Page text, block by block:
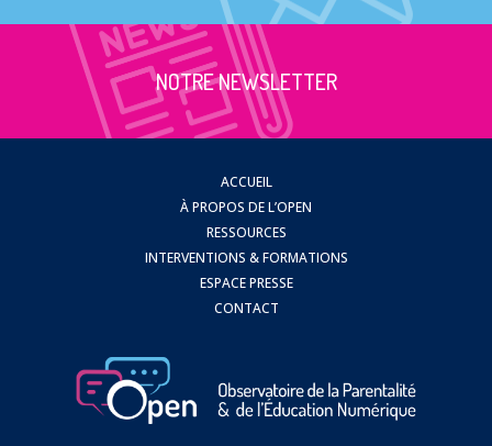
NOTRE NEWSLETTER
ACCUEIL
À PROPOS DE L’OPEN
RESSOURCES
INTERVENTIONS & FORMATIONS
ESPACE PRESSE
CONTACT